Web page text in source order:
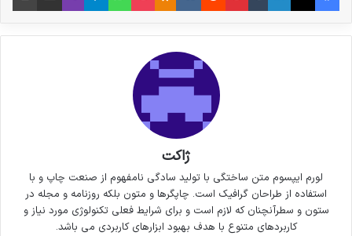
ژاکت
لورم ایپسوم متن ساختگی با تولید سادگی نامفهوم از صنعت چاپ و با
استفاده از طراحان گرافیک است. چاپگرها و متون بلکه روزنامه و مجله در
ستون و سطرآنچنان که لازم است و برای شرایط فعلی تکنولوژی مورد نیاز و
کاربردهای متنوع با هدف بهبود ابزارهای کاربردی می باشد.